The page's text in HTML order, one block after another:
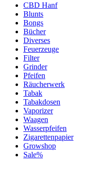
CBD Hanf
Blunts
Bongs
Bücher
Diverses
Feuerzeuge
Filter
Grinder
Pfeifen
Räucherwerk
Tabak
Tabakdosen
Vaporizer
Waagen
Wasserpfeifen
Zigarettenpapier
Growshop
Sale%